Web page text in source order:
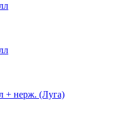
+ нерж. (Луга)